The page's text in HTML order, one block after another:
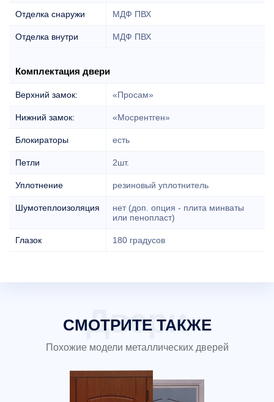
Отделка снаружи МДФ ПВХ
Отделка внутри МДФ ПВХ
Комплектация двери
Верхний замок: «Просам»
Нижний замок: «Мосрентген»
Блокираторы есть
Петли 2шт.
Уплотнение резиновый уплотнитель
Шумотеплоизоляция
нет (доп. опция - плита минваты
или пенопласт)
Глазок 180 градусов
СМОТРИТЕ ТАКЖЕ
Похожие модели металлических дверей